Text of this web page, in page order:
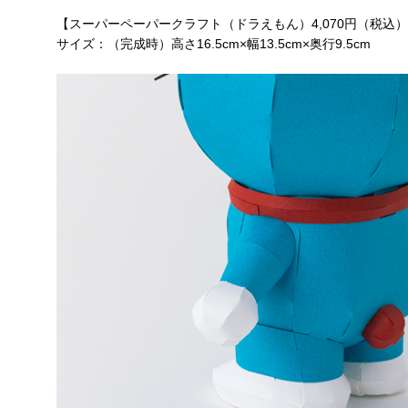
【スーパーペーパークラフト（ドラえもん）4,070円（税込
サイズ：（完成時）高さ16.5cm×幅13.5cm×奥行9.5cm